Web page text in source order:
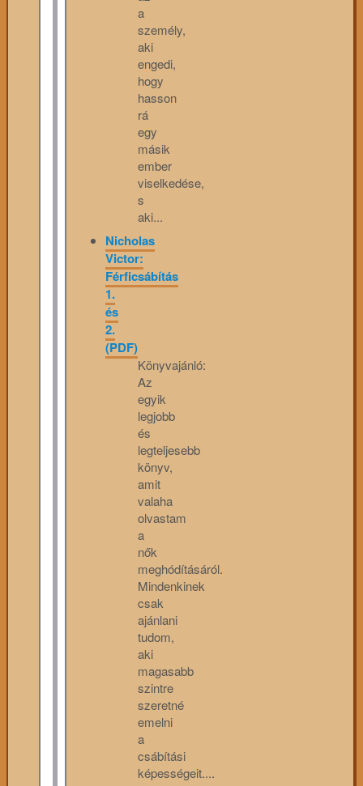
a
személy,
aki
engedi,
hogy
hasson
rá
egy
másik
ember
viselkedése,
s
aki...
Nicholas
Victor:
Férficsábítás
1.
és
2.
(PDF)
Könyvajánló:
Az
egyik
legjobb
és
legteljesebb
könyv,
amit
valaha
olvastam
a
nők
meghódításáról.
Mindenkinek
csak
ajánlani
tudom,
aki
magasabb
szintre
szeretné
emelni
a
csábítási
képességeit....